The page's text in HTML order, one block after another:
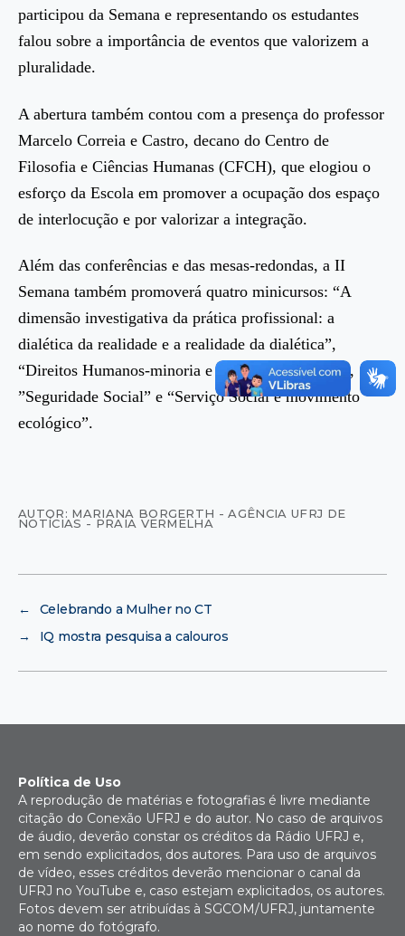
participou da Semana e representando os estudantes
falou sobre a importância de eventos que valorizem a
pluralidade.
A abertura também contou com a presença do professor
Marcelo Correia e Castro, decano do Centro de
Filosofia e Ciências Humanas (CFCH), que elogiou o
esforço da Escola em promover a ocupação dos espaço
de interlocução e por valorizar a integração.
Além das conferências e das mesas-redondas, a II
Semana também promoverá quatro minicursos: “A
dimensão investigativa da prática profissional: a
dialética da realidade e a realidade da dialética”,
“Direitos Humanos-minoria e grupos fragilizados”,
”Seguridade Social” e “Serviço Social e movimento
ecológico”.
AUTOR: MARIANA BORGERTH - AGÊNCIA UFRJ DE
NOTÍCIAS - PRAIA VERMELHA
←
Celebrando a Mulher no CT
→
IQ mostra pesquisa a calouros
Política de Uso
A reprodução de matérias e fotografias é livre mediante
citação do Conexão UFRJ e do autor. No caso de arquivos
de áudio, deverão constar os créditos da Rádio UFRJ e,
em sendo explicitados, dos autores. Para uso de arquivos
de vídeo, esses créditos deverão mencionar o canal da
UFRJ no YouTube e, caso estejam explicitados, os autores.
Fotos devem ser atribuídas à SGCOM/UFRJ, juntamente
ao nome do fotógrafo.